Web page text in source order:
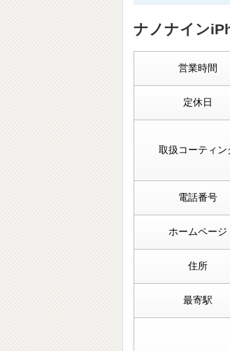
ナノナイン
営業時間
定休日
取扱コーティン
電話番号
ホームページ
住所
最寄駅